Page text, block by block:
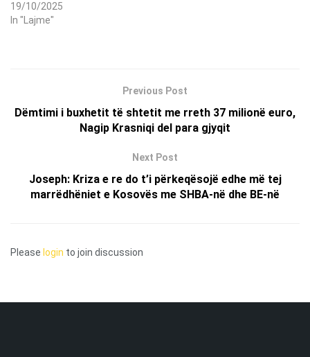
19/10/2025
In "Lajme"
Previous Post
Dëmtimi i buxhetit të shtetit me rreth 37 milionë euro,
Nagip Krasniqi del para gjyqit
Next Post
Joseph: Kriza e re do t’i përkeqësojë edhe më tej
marrëdhëniet e Kosovës me SHBA-në dhe BE-në
Please login to join discussion